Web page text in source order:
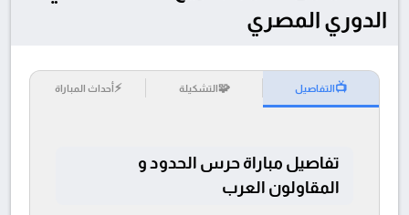
الدوري المصري
📺التفاصيل 🧩التشكيلة ⚡أحداث المباراة
تفاصيل مباراة حرس الحدود و
المقاولون العرب